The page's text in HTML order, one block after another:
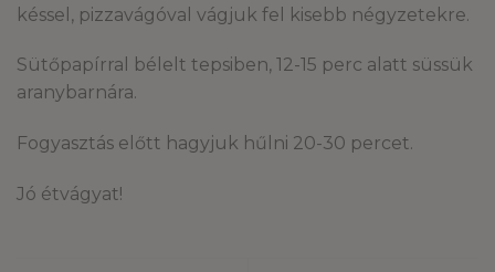
késsel, pizzavágóval vágjuk fel kisebb négyzetekre.
Sütőpapírral bélelt tepsiben, 12-15 perc alatt süssük
aranybarnára.
Fogyasztás előtt hagyjuk hűlni 20-30 percet.
Jó étvágyat!